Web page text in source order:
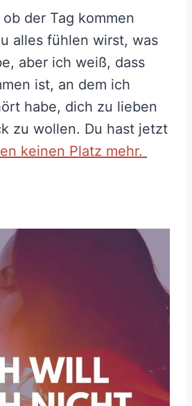
der Tag kommen
alles fühlen wirst, was
aber ich weiß, dass
ist, an dem ich
habe, dich zu lieben
zu wollen. Du hast jetzt
keinen Platz mehr.